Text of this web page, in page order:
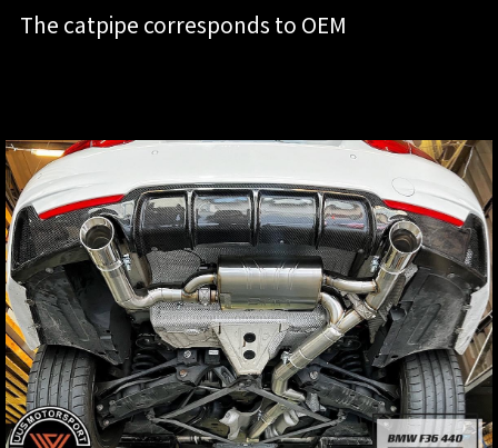
The catpipe corresponds to OEM